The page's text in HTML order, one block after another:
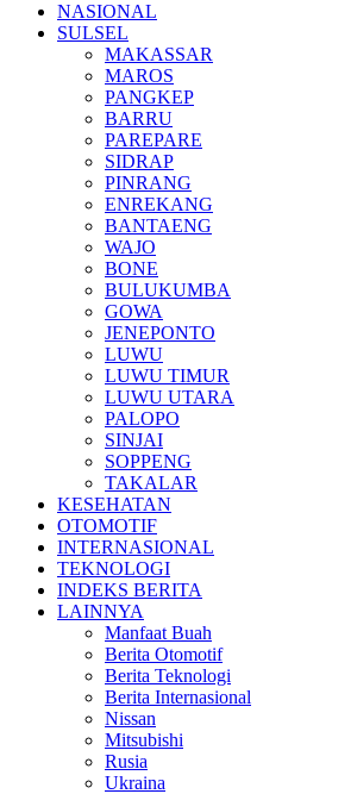
NASIONAL
SULSEL
MAKASSAR
MAROS
PANGKEP
BARRU
PAREPARE
SIDRAP
PINRANG
ENREKANG
BANTAENG
WAJO
BONE
BULUKUMBA
GOWA
JENEPONTO
LUWU
LUWU TIMUR
LUWU UTARA
PALOPO
SINJAI
SOPPENG
TAKALAR
KESEHATAN
OTOMOTIF
INTERNASIONAL
TEKNOLOGI
INDEKS BERITA
LAINNYA
Manfaat Buah
Berita Otomotif
Berita Teknologi
Berita Internasional
Nissan
Mitsubishi
Rusia
Ukraina